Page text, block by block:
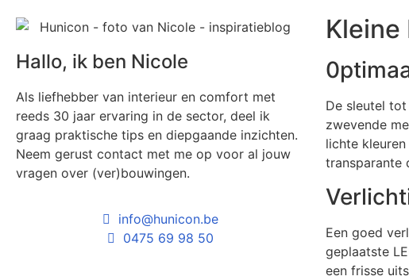
Hallo, ik ben Nicole
Als liefhebber van interieur en comfort met
reeds 30 jaar ervaring in de sector, deel ik
graag praktische tips en diepgaande inzichten.
Neem gerust contact met me op voor al jouw
vragen over (ver)bouwingen.
info@hunicon.be
0475 69 98 50
De sleutel
zwevende
lichte
transparante
Een goed
geplaatste
een frisse